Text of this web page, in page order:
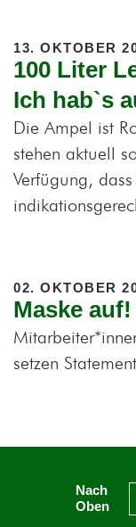
13. OKTOBER
100 Liter
Ich hab`s
Die Ampel ist
stehen aktuell
Verfügung,
02. OKTOBER
Maske auf!
setzen
Nach
Oben